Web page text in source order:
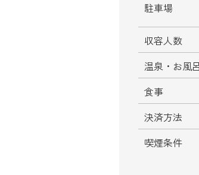
駐車場
収容人数
温泉・お風呂
食事
決済方法
喫煙条件